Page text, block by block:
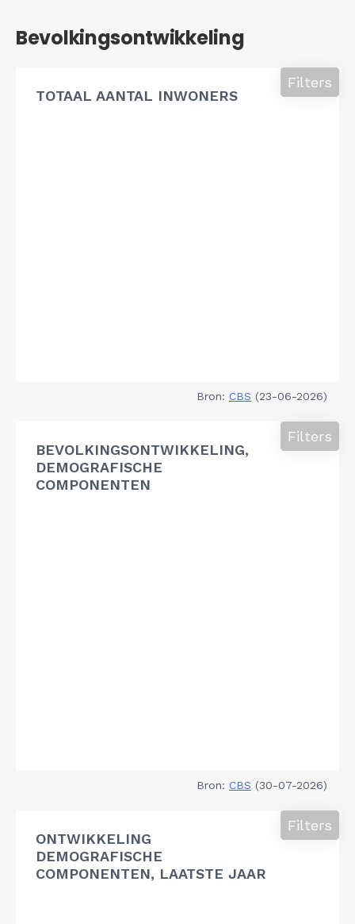
Bevolkingsontwikkeling
TOTAAL AANTAL INWONERS
Filters
Bron: CBS (23-06-2026)
BEVOLKINGSONTWIKKELING,
DEMOGRAFISCHE
COMPONENTEN
Filters
Bron: CBS (30-07-2026)
ONTWIKKELING
DEMOGRAFISCHE
COMPONENTEN, LAATSTE JAAR
Filters